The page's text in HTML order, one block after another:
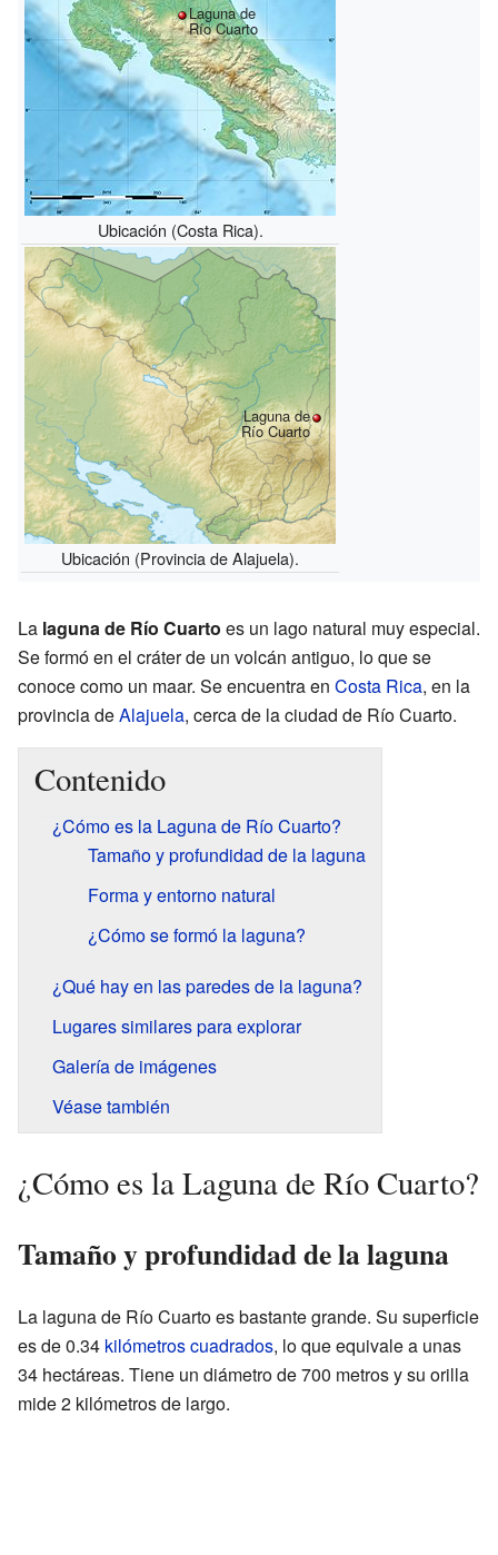
Laguna de
Río Cuarto
Ubicación (Costa Rica).
Laguna de
Río Cuarto
Ubicación (Provincia de Alajuela).
La laguna de Río Cuarto es un lago natural muy especial.
Se formó en el cráter de un volcán antiguo, lo que se
conoce como un maar. Se encuentra en Costa Rica, en la
provincia deAlajuela, cerca de la ciudad de Río Cuarto.
Contenido
¿Cómo es la Laguna de Río Cuarto?
Tamaño y profundidad de la laguna
Forma y entorno natural
¿Cómo se formó la laguna?
¿Qué hay en las paredes de la laguna?
Lugares similares para explorar
Galería de imágenes
Véase también
¿Cómo es la Laguna de Río Cuarto?
Tamaño y profundidad de la laguna
La laguna de Río Cuarto es bastante grande. Su superficie
es de 0.34 kilómetros cuadrados, lo que equivale a unas
34 hectáreas. Tiene un diámetro de 700 metros y su orilla
mide 2 kilómetros de largo.